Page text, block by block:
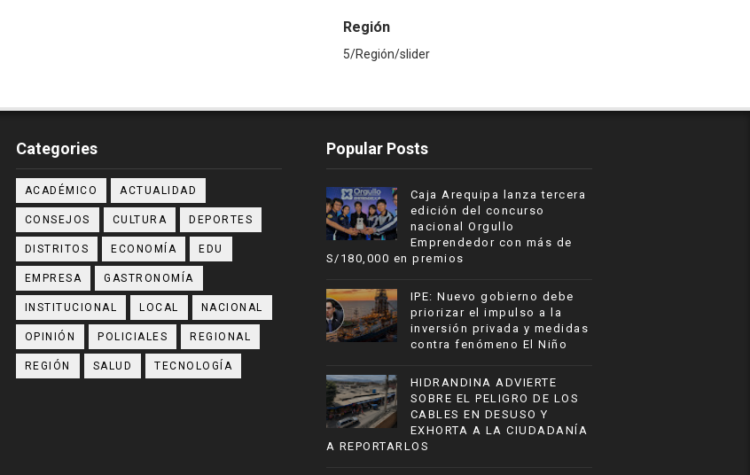
Región
5/Región/slider
Categories
ACADÉMICO ACTUALIDAD
CONSEJOS CULTURA DEPORTES
DISTRITOS ECONOMÍA EDU
EMPRESA GASTRONOMÍA
INSTITUCIONAL LOCAL NACIONAL
OPINIÓN POLICIALES REGIONAL
REGIÓN SALUD TECNOLOGÍA
Popular Posts
Caja Arequipa lanza tercera
edición del concurso
nacional Orgullo
Emprendedor con más de
S/180,000 en premios
IPE: Nuevo gobierno debe
priorizar el impulso a la
inversión privada y medidas
contra fenómeno El Niño
HIDRANDINA ADVIERTE
SOBRE EL PELIGRO DE LOS
CABLES EN DESUSO Y
EXHORTA A LA CIUDADANÍA
A REPORTARLOS